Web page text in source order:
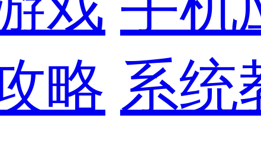
略 系统